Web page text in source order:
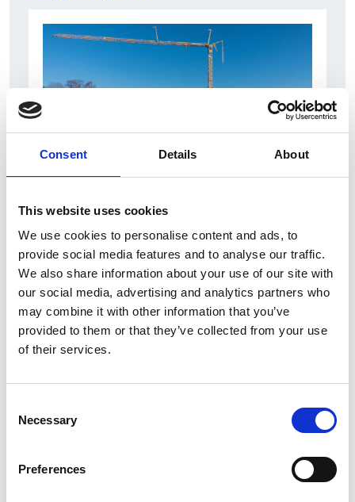
Consent Details About
This website uses cookies
We use cookies to personalise content and ads, to
provide social media features and to analyse our traffic.
We also share information about your use of our site with
our social media, advertising and analytics partners who
may combine it with other information that you’ve
provided to them or that they’ve collected from your use
of their services.
Selection
Necessary
Preferences
Nel primo semestre è aumentata fortemente la
costruzione di nuove abitazioni
Repubblica Ceca